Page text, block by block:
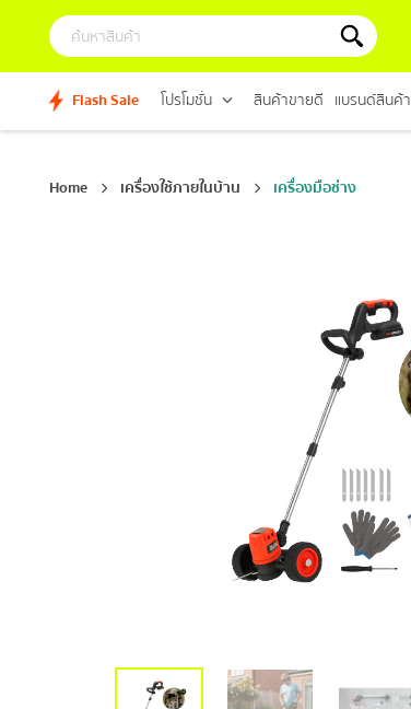
Flash Sale โปรโมชั่น สินค้าขายดี แบรนด์สินค้า
Home เครื่องใช้ภายในบ้าน เครื่องมือช่าง